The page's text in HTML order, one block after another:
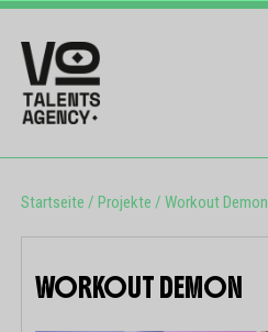
Startseite / Projekte / Workout Demon
WORKOUT DEMON